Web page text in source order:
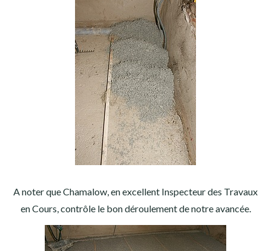
A noter que Chamalow, en excellent Inspecteur des Travaux
en Cours, contrôle le bon déroulement de notre avancée.